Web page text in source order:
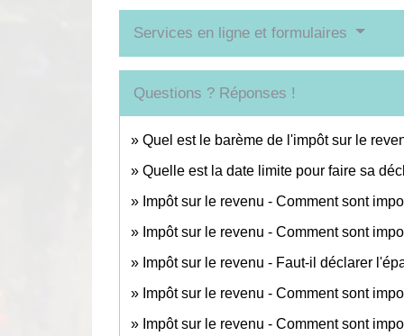
Services en ligne et formulaires
Questions ? Réponses !
Quel est le barème de l'impôt sur le
Quelle est la date limite pour faire sa
Impôt sur le revenu - Comment sont
Impôt sur le revenu - Comment sont
Impôt sur le revenu - Faut-il déclarer
Impôt sur le revenu - Comment sont
Impôt sur le revenu - Comment sont